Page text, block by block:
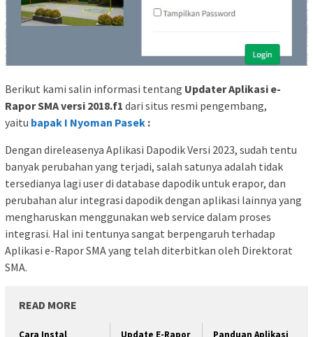
Berikut kami salin informasi tentang Updater Aplikasi e-
Rapor SMA versi 2018.f1 dari situs resmi pengembang,
yaitu bapak I Nyoman Pasek :
Dengan direleasenya Aplikasi Dapodik Versi 2023, sudah tentu
banyak perubahan yang terjadi, salah satunya adalah tidak
tersedianya lagi user di database dapodik untuk erapor, dan
perubahan alur integrasi dapodik dengan aplikasi lainnya yang
mengharuskan menggunakan web service dalam proses
integrasi. Hal ini tentunya sangat berpengaruh terhadap
Aplikasi e-Rapor SMA yang telah diterbitkan oleh Direktorat
SMA.
READ MORE
Cara Instal
Update E-Rapor
Panduan Aplikasi